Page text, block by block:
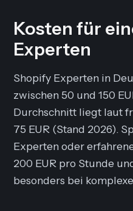
Kosten für
Experten
Shopify Experten in
zwischen 50 und 150
Durchschnitt liegt laut
75 EUR (Stand 2026).
Experten oder
200 EUR pro Stunde
besonders bei